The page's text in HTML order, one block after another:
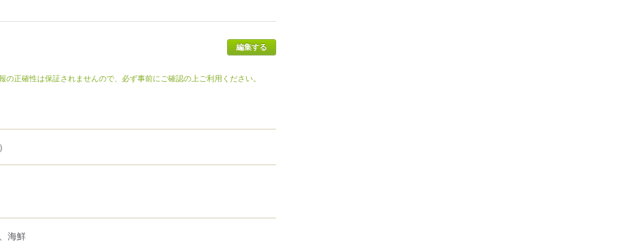
編集する
の正確性は保証されませんので、必ず事前にご確認の上ご利用ください。
海鮮